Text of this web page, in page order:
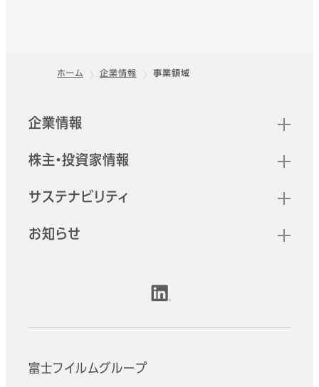
ホーム 企業情報 事業領域
クイックリンク
企業情報
株主・投資家情報
サステナビリティ
お知らせ
富士フイルムグループ